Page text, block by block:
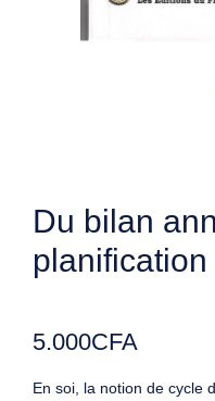
Du bilan
5.000CFA
En soi, la notion de cycle